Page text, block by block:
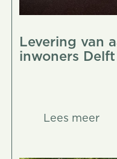
Levering van
inwoners
Lees meer